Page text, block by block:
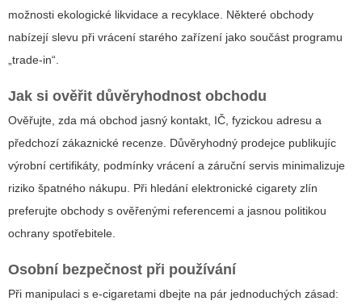
možnosti ekologické likvidace a recyklace. Některé obchody
nabízejí slevu při vrácení starého zařízení jako součást programu
„trade-in“.
Jak si ověřit důvěryhodnost obchodu
Ověřujte, zda má obchod jasný kontakt, IČ, fyzickou adresu a
předchozí zákaznické recenze. Důvěryhodný prodejce publikujíc
výrobní certifikáty, podmínky vrácení a záruční servis minimalizuje
riziko špatného nákupu. Při hledání elektronické cigarety zlín
preferujte obchody s ověřenými referencemi a jasnou politikou
ochrany spotřebitele.
Osobní bezpečnost při používání
Při manipulaci s e-cigaretami dbejte na pár jednoduchých zásad: